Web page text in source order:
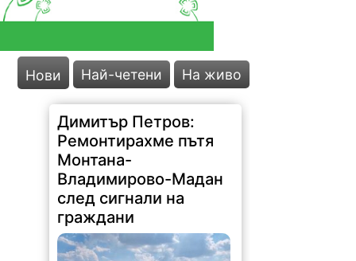
Нови Най-четени На живо
Димитър Петров:
Ремонтирахме пътя
Монтана-
Владимирово-Мадан
след сигнали на
граждани